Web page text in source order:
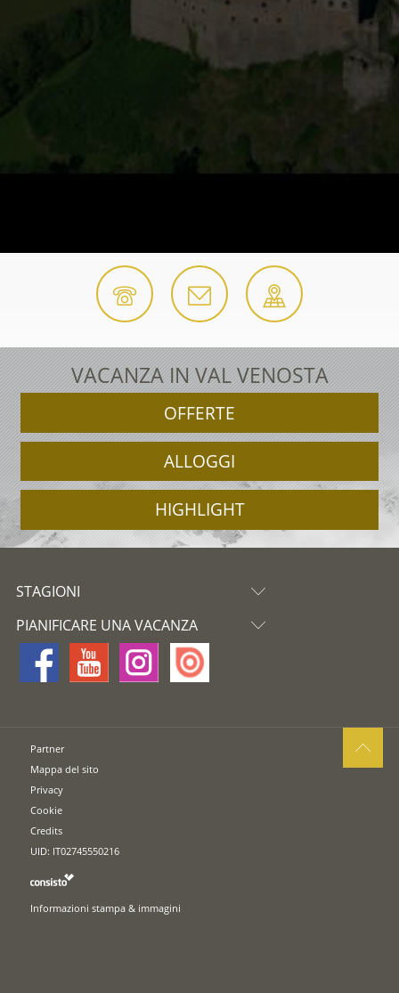
VACANZA IN VAL VENOSTA
OFFERTE
ALLOGGI
HIGHLIGHT
STAGIONI
PIANIFICARE UNA VACANZA
Partner
Mappa del sito
Privacy
Cookie
Credits
UID: IT02745550216
Informazioni stampa & immagini